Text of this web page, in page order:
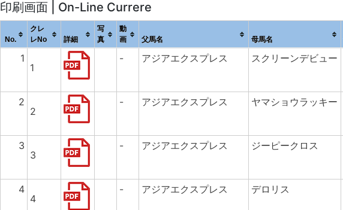
印刷画面 | On-Line Currere
No.
クレ
レNo
詳細
写
真
動
画
父馬名 母馬名
1
1
- アジアエクスプレス スクリーンデビュー
2
2
- アジアエクスプレス ヤマショウラッキー
3
3
- アジアエクスプレス ジーピークロス
4
4
- アジアエクスプレス デロリス